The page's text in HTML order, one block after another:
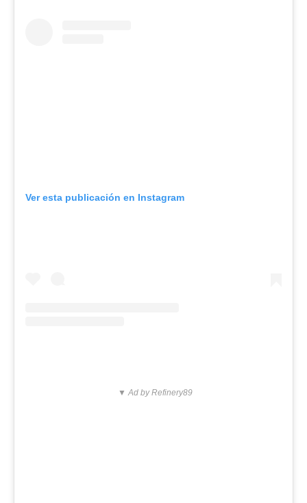
Ver esta publicación en Instagram
▼ Ad by Refinery89